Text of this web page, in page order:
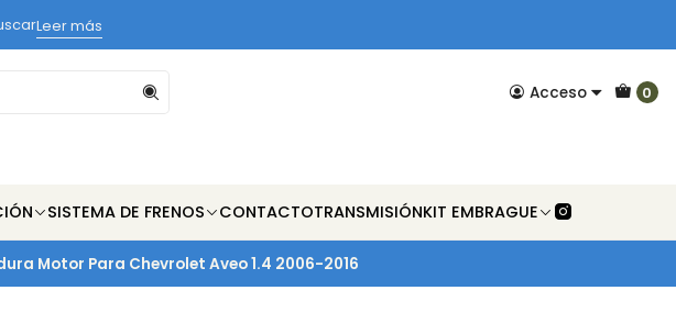
Acceso 0
SISTEMA DE FRENOS CONTACTOTRANSMISIÓNKIT EMBRAGUE
Leer más
Motor Para Chevrolet Aveo 1.4 2006-2016